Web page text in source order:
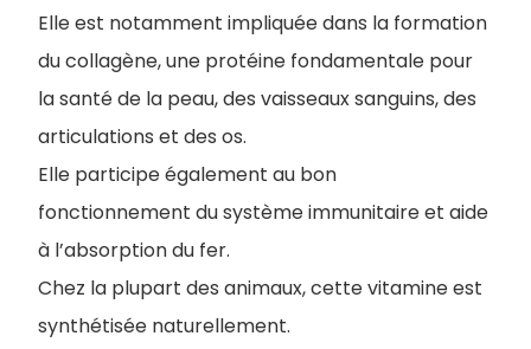
Elle est notamment impliquée dans la formation
du collagène, une protéine fondamentale pour
la santé de la peau, des vaisseaux sanguins, des
articulations et des os.
Elle participe également au bon
fonctionnement du système immunitaire et aide
à l’absorption du fer.
Chez la plupart des animaux, cette vitamine est
synthétisée naturellement.